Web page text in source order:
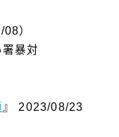
）
暴対
』 2023/08/23